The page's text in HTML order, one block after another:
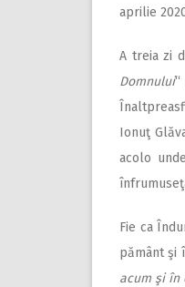
aprilie
A treia zi
Domnului
Ionuţ
acolo
Fie ca
pământ şi
acum şi în